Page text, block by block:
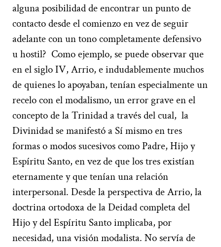
alguna posibilidad de encontrar un punto de
contacto desde el comienzo en vez de seguir
adelante con un tono completamente defensivo
u hostil? Como ejemplo, se puede observar que
en el siglo IV, Arrio, e indudablemente muchos
de quienes lo apoyaban, tenían especialmente un
recelo con el modalismo, un error grave en el
concepto de la Trinidad a través del cual, la
Divinidad se manifestó a Sí mismo en tres
formas o modos sucesivos como Padre, Hijo y
Espíritu Santo, en vez de que los tres existían
eternamente y que tenían una relación
interpersonal. Desde la perspectiva de Arrio, la
doctrina ortodoxa de la Deidad completa del
Hijo y del Espíritu Santo implicaba, por
necesidad, una visión modalista. No servía de